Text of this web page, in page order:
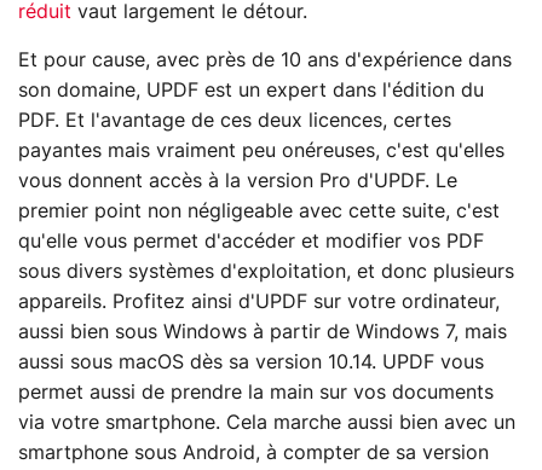
réduit vaut largement le détour.
Et pour cause, avec près de 10 ans d'expérience dans
son domaine, UPDF est un expert dans l'édition du
PDF. Et l'avantage de ces deux licences, certes
payantes mais vraiment peu onéreuses, c'est qu'elles
vous donnent accès à la version Pro d'UPDF. Le
premier point non négligeable avec cette suite, c'est
qu'elle vous permet d'accéder et modifier vos PDF
sous divers systèmes d'exploitation, et donc plusieurs
appareils. Profitez ainsi d'UPDF sur votre ordinateur,
aussi bien sous Windows à partir de Windows 7, mais
aussi sous macOS dès sa version 10.14. UPDF vous
permet aussi de prendre la main sur vos documents
via votre smartphone. Cela marche aussi bien avec un
smartphone sous Android, à compter de sa version